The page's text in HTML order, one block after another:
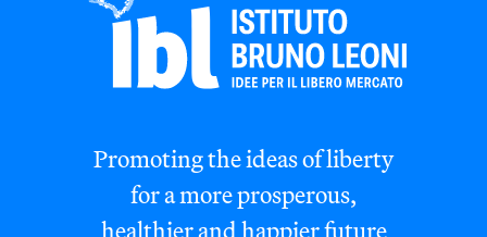
Promoting the ideas of liberty
for a more prosperous,
healthier and happier future